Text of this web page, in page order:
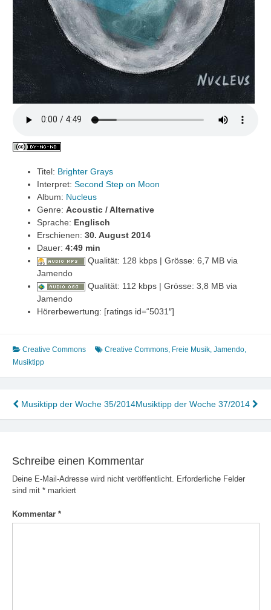
Titel: Brighter Grays
Interpret: Second Step on Moon
Album: Nucleus
Genre: Acoustic / Alternative
Sprache: Englisch
Erschienen: 30. August 2014
Dauer: 4:49 min
Qualität: 128 kbps | Grösse: 6,7 MB via
Jamendo
Qualität: 112 kbps | Grösse: 3,8 MB via
Jamendo
Hörerbewertung: [ratings id=“5031″]
Creative Commons Creative Commons, Freie Musik, Jamendo,
Musiktipp
Beitragsnavigation
Musiktipp der Woche 35/2014Musiktipp der Woche 37/2014
Schreibe einen Kommentar
Deine E-Mail-Adresse wird nicht veröffentlicht. Erforderliche Felder
sind mit *markiert
Kommentar *